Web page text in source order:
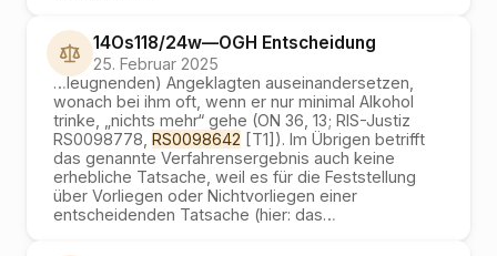
14Os118/24w—OGH Entscheidung
25. Februar 2025
…leugnenden) Angeklagten auseinandersetzen,
wonach bei ihm oft, wenn er nur minimal Alkohol
trinke, „nichts mehr“ gehe (ON 36, 13; RIS-Justiz
RS0098778, RS0098642 [T1]). Im Übrigen betrifft
das genannte Verfahrensergebnis auch keine
erhebliche Tatsache, weil es für die Feststellung
über Vorliegen oder Nichtvorliegen einer
entscheidenden Tatsache (hier: das…